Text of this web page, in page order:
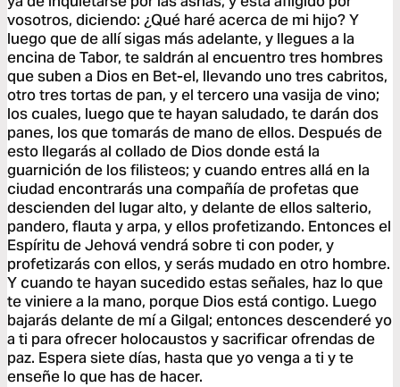
vosotros, diciendo: ¿Qué haré acerca de mi hijo? Y
luego que de allí sigas más adelante, y llegues a la
encina de Tabor, te saldrán al encuentro tres hombres
que suben a Dios en Bet-el, llevando uno tres cabritos,
otro tres tortas de pan, y el tercero una vasija de vino;
los cuales, luego que te hayan saludado, te darán dos
panes, los que tomarás de mano de ellos. Después de
esto llegarás al collado de Dios donde está la
guarnición de los filisteos; y cuando entres allá en la
ciudad encontrarás una compañía de profetas que
descienden del lugar alto, y delante de ellos salterio,
pandero, flauta y arpa, y ellos profetizando. Entonces el
Espíritu de Jehová vendrá sobre ti con poder, y
profetizarás con ellos, y serás mudado en otro hombre.
Y cuando te hayan sucedido estas señales, haz lo que
te viniere a la mano, porque Dios está contigo. Luego
bajarás delante de mí a Gilgal; entonces descenderé yo
a ti para ofrecer holocaustos y sacrificar ofrendas de
paz. Espera siete días, hasta que yo venga a ti y te
enseñe lo que has de hacer.